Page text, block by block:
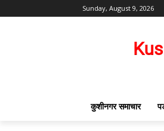
Sunday, August 9, 2026
कुशीनगर समाचार